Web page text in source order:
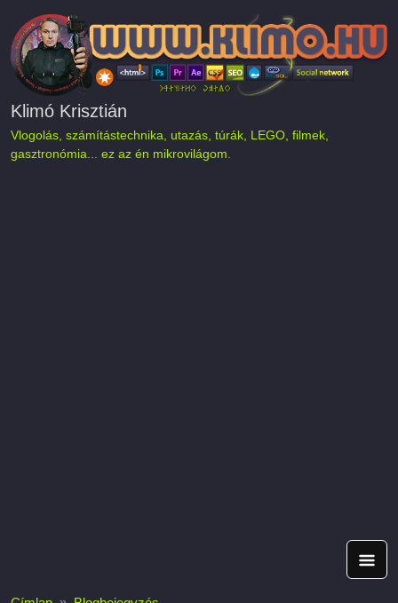
Klimó Krisztián
Vlogolás, számítástechnika, utazás, túrák, LEGO, filmek,
gasztronómia... ez az én mikrovilágom.